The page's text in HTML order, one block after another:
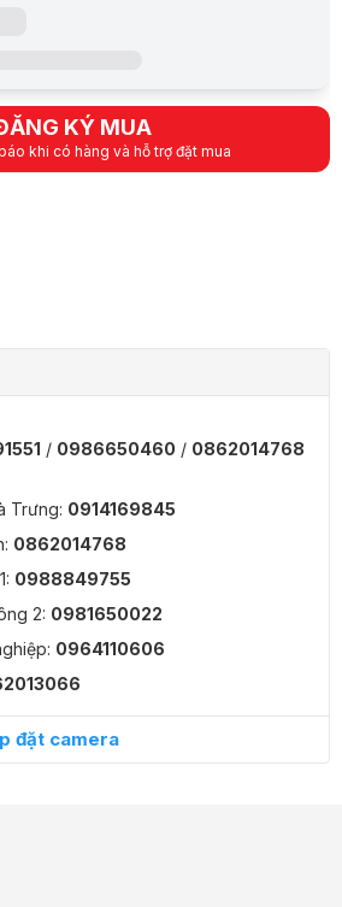
Android
kết nối RJ45
KÝ MUA
khi có hàng và hỗ trợ đặt mua
/ 0986650460 / 0862014768
Trưng: 0914169845
0862014768
0988849755
2: 0981650022
0964110606
đặt camera